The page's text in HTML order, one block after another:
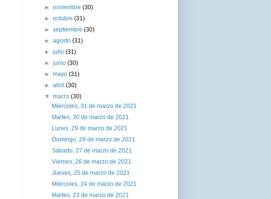
►noviembre(30)
►octubre(31)
►septiembre(30)
►agosto(31)
►julio(31)
►junio(30)
►mayo(31)
►abril(30)
▼marzo(30)
Miércoles, 31 de marzo de 2021
Martes, 30 de marzo de 2021
Lunes, 29 de marzo de 2021
Domingo, 28 de marzo de 2021
Sábado, 27 de marzo de 2021
Viernes, 26 de marzo de 2021
Jueves, 25 de marzo de 2021
Miércoles, 24 de marzo de 2021
Martes, 23 de marzo de 2021